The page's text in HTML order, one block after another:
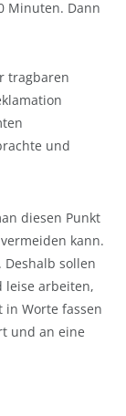
Minuten. Dann
tragbaren
und
diesen Punkt
kann.
sollen
leise arbeiten,
Worte fassen
und an eine